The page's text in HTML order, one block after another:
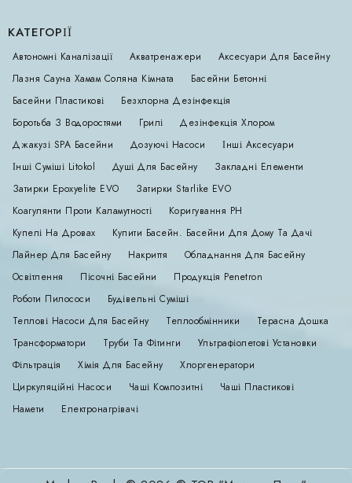
КАТЕГОРІЇ
Автономні Каналізації Акватренажери
Аксесуари Для Басейну
Лазня Сауна Хамам Соляна Кімната
Басейни Бетонні
Басейни Пластикові
Безхлорна Дезінфекція
Боротьба З Водоростями
Грилі
Дезінфекція Хлором
Джакузі SPA Басейни
Дозуючі Насоси
Інші Аксесуари
Інші Суміші Litokol
Душі Для Басейну
Закладні Елементи
Затирки Epoxyelite EVO
Затирки Starlike EVO
Коагулянти Проти Каламутності
Коригування РН
Купелі На Дровах
Купити Басейн. Басейни Для Дому Та Дачі
Лайнер Для Басейну
Накриття
Обладнання Для Басейну
Освітлення
Пісочні Басейни
Продукція Penetron
Роботи Пилососи
Будівельні Суміші
Теплові Насоси Для Басейну
Теплообмінники
Терасна Дошка
Трансформатори
Труби Та Фітинги
Ультрафіолетові Установки
Фільтрація
Хімія Для Басейну
Хлоргенератори
Циркуляційні Насоси
Чаші Композитні
Чаші Пластикові
Намети
Електронагрівачі